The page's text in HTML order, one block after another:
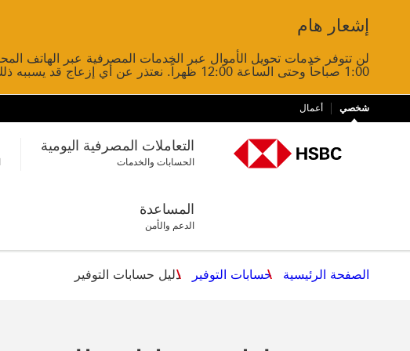
إشعار هام
1:00 صباحاً وحتى الساعة 12:00 ظهراً. نعتذر عن أي إزعاج قد يسببه ذلك.
شخصي أعمال
التعاملات المصرفية اليومية
الحسابات والخدمات
المساعدة
الدعم والأمن
الصفحة الرئيسية حسابات التوفير دليل حسابات التوفير